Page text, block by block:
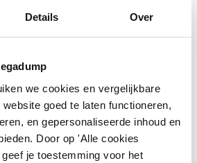
Details Over
we cookies en vergelijkbare
goed te laten functioneren,
en gepersonaliseerde inhoud en
Door op 'Alle cookies
je toestemming voor het